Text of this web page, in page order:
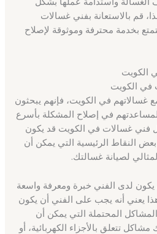
قم بالاستعانة بفني غسالات
بخدمة محترفة وموثوقة لإصلاح
الكويت
في الكويت
غسالاتهم في الكويت، فإنهم يبحثون
في إصلاح المشكلة بأسرع
فني غسالات في الكويت قد يكون
النقاط الرئيسية التي يمكن أن
لصيانة غسالتك.
لدى الفني خبرة ومعرفة واسعة
يعني أنه يجب على الفني أن يكون
المحتملة التي يمكن أن
تتعلق بالأجزاء الكهربائية، أو